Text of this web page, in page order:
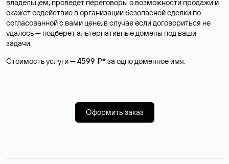
владельцем, проведет переговоры о возможности продажи и
окажет содействие в организации безопасной сделки по
согласованной с вами цене, в случае если договориться не
удалось — подберет альтернативные домены под ваши
задачи.
Стоимость услуги —4599 ₽*за одно доменное имя.
Оформить заказ